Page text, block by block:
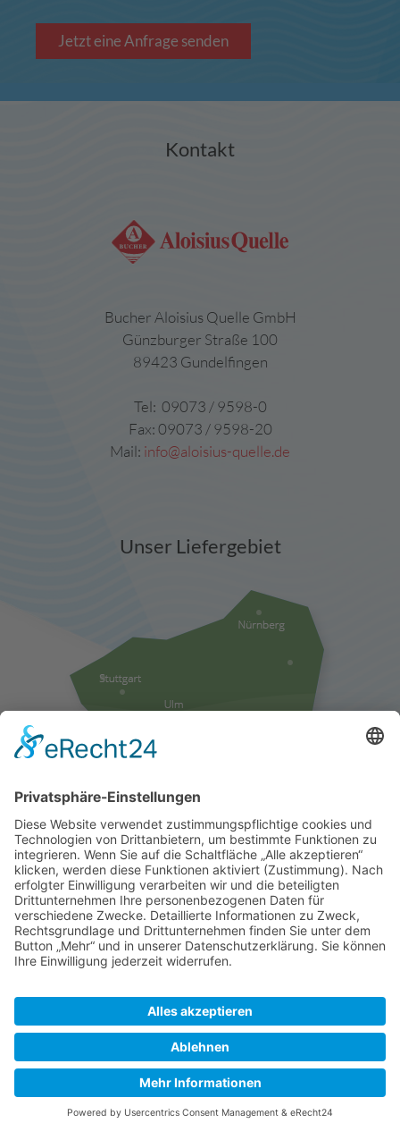
Jetzt eine Anfrage senden
Kontakt
Bucher Aloisius Quelle GmbH
Günzburger Straße 100
89423 Gundelfingen
Tel: 09073 / 9598-0
Fax: 09073 / 9598-20
Mail: info@aloisius-quelle.de
Unser Liefergebiet
Liefergebiete anzeigen
Folgen Sie uns auf Facebook
© 2010 - 2026 Bucher Aloisius Quelle. Alle Rechte
vorbehalten.
Impressum Datenschutz